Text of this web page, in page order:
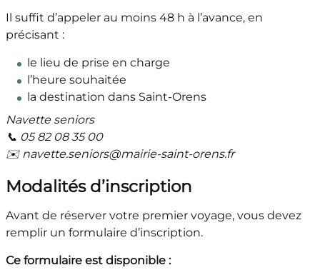
Il suffit d’appeler au moins 48 h à l’avance, en
précisant :
le lieu de prise en charge
l’heure souhaitée
la destination dans Saint-Orens
Navette seniors
📞 05 82 08 35 00
✉️ navette.seniors@mairie-saint-orens.fr
Modalités d’inscription
Avant de réserver votre premier voyage, vous devez
remplir un formulaire d’inscription.
Ce formulaire est disponible :